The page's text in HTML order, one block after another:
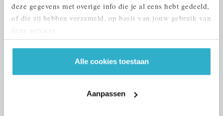
deze gegevens met overige info die je al eens hebt gedeeld,
of die zij hebben verzameld, op basis van jouw gebruik van
deze services.
Alle cookies toestaan
Aanpassen